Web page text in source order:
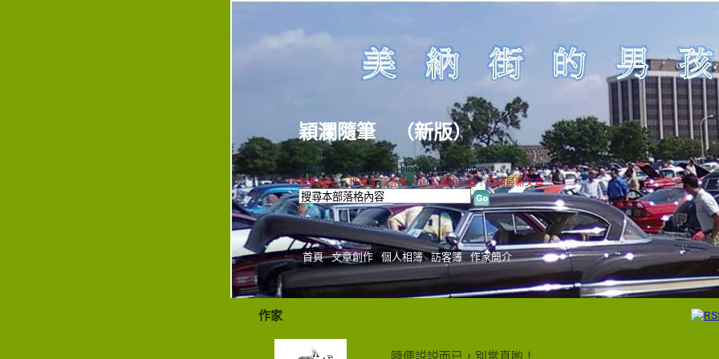
穎瀾隨筆 （新版）
首頁 文章創作 個人相簿 訪客簿 作家簡介
加入好友｜推薦此部落格｜加入我的最愛｜訂閱最新文章
我的網址：https://classic-blog.udn.com/yaitsnow
作家
隨便説説而已，別當真喲！